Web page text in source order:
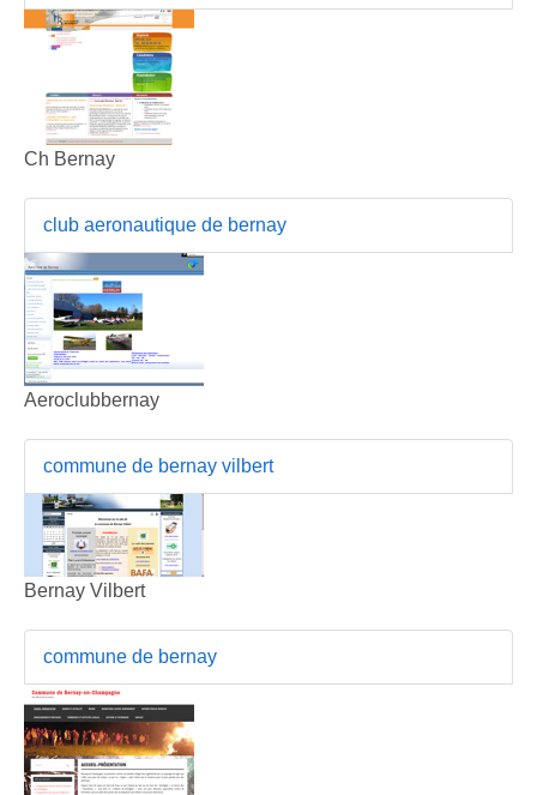
Ch Bernay
club aeronautique de bernay
Aeroclubbernay
commune de bernay vilbert
Bernay Vilbert
commune de bernay